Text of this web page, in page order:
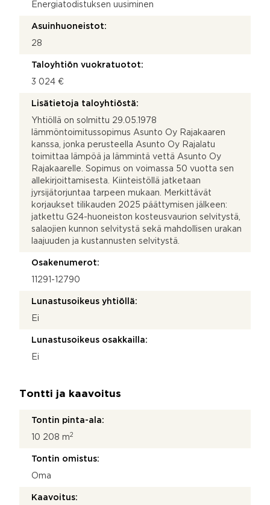
Energiatodistuksen uusiminen
Asuinhuoneistot:
28
Taloyhtiön vuokratuotot:
3 024 €
Lisätietoja taloyhtiöstä:
Yhtiöllä on solmittu 29.05.1978
lämmöntoimitussopimus Asunto Oy Rajakaaren
kanssa, jonka perusteella Asunto Oy Rajalatu
toimittaa lämpöä ja lämmintä vettä Asunto Oy
Rajakaarelle. Sopimus on voimassa 50 vuotta sen
allekirjoittamisesta. Kiinteistöllä jatketaan
jyrsijätorjuntaa tarpeen mukaan. Merkittävät
korjaukset tilikauden 2025 päättymisen jälkeen:
jatkettu G24-huoneiston kosteusvaurion selvitystä,
salaojien kunnon selvitystä sekä mahdollisen urakan
laajuuden ja kustannusten selvitystä.
Osakenumerot:
11291-12790
Lunastusoikeus yhtiöllä:
Ei
Lunastusoikeus osakkailla:
Ei
Tontti ja kaavoitus
Tontin pinta-ala:
10 208 m2
Tontin omistus:
Oma
Kaavoitus: